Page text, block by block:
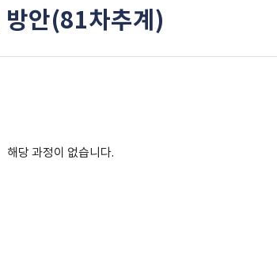
방안(81차추계)
해당 과정이 없습니다.